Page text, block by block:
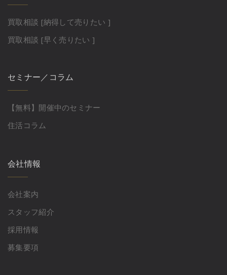
買取相談 [納得して売りたい ]
買取相談 [早く売りたい ]
セミナー／コラム
【無料】開催中のセミナー
住活コラム
会社情報
会社案内
スタッフ紹介
採用情報
募集要項